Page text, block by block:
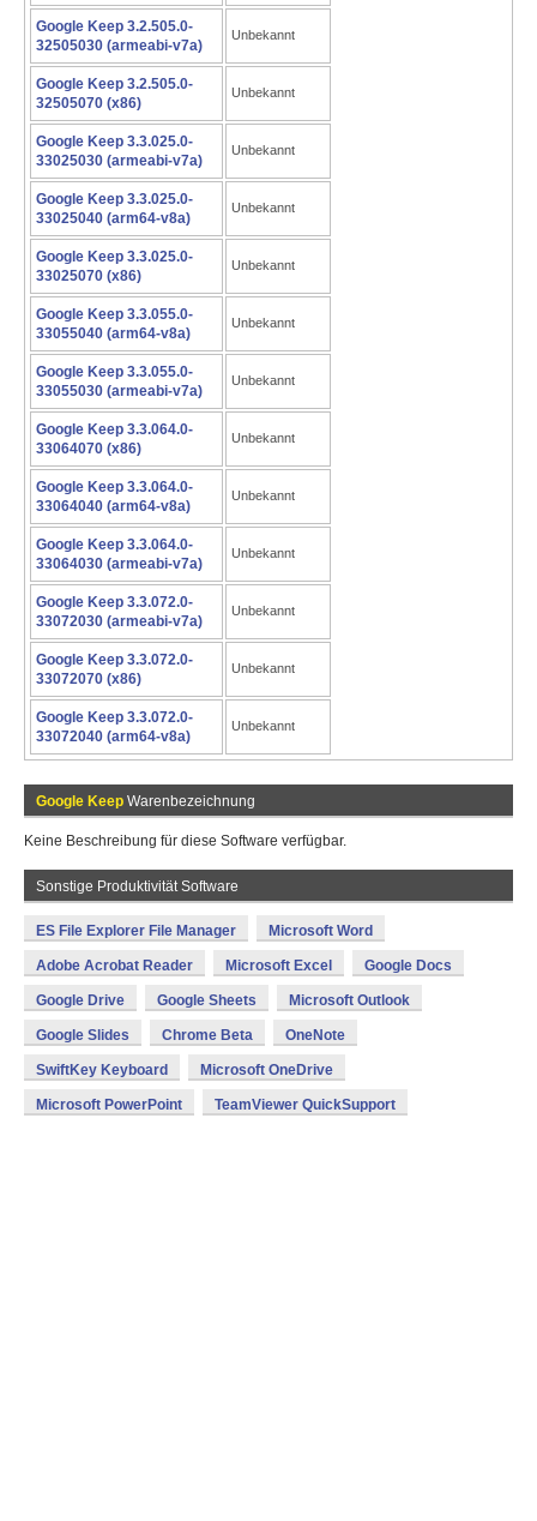
Google Keep 3.2.505.0-
32505030 (armeabi-v7a)
Unbekannt
Google Keep 3.2.505.0-
32505070 (x86)
Unbekannt
Google Keep 3.3.025.0-
33025030 (armeabi-v7a)
Unbekannt
Google Keep 3.3.025.0-
33025040 (arm64-v8a)
Unbekannt
Google Keep 3.3.025.0-
33025070 (x86)
Unbekannt
Google Keep 3.3.055.0-
33055040 (arm64-v8a)
Unbekannt
Google Keep 3.3.055.0-
33055030 (armeabi-v7a)
Unbekannt
Google Keep 3.3.064.0-
33064070 (x86)
Unbekannt
Google Keep 3.3.064.0-
33064040 (arm64-v8a)
Unbekannt
Google Keep 3.3.064.0-
33064030 (armeabi-v7a)
Unbekannt
Google Keep 3.3.072.0-
33072030 (armeabi-v7a)
Unbekannt
Google Keep 3.3.072.0-
33072070 (x86)
Unbekannt
Google Keep 3.3.072.0-
33072040 (arm64-v8a)
Unbekannt
Google Keep Warenbezeichnung
Keine Beschreibung für diese Software verfügbar.
Sonstige Produktivität Software
ES File Explorer File Manager Microsoft Word
Adobe Acrobat Reader Microsoft Excel Google Docs
Google Drive Google Sheets Microsoft Outlook
Google Slides Chrome Beta OneNote
SwiftKey Keyboard Microsoft OneDrive
Microsoft PowerPoint TeamViewer QuickSupport